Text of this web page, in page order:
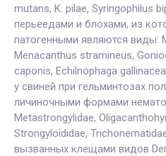
mutans, K. pilae, Syringophilus
перьеедами и блохами, из
патогенными являются виды:
Menacanthus stramineus,
caponis, Echilnophaga
у свиней при гельминтозах
личиночными формами
Metastrongylidae,
Strongyloididae,
вызванных клещами видов